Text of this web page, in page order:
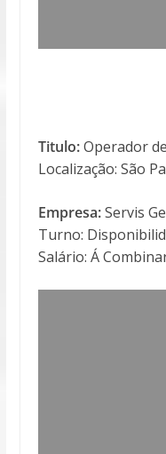
Titulo:Operador
Localização: São
Empresa:Servis
Turno:
Salário: Á